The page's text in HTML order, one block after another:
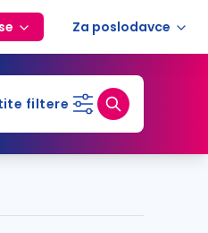
Za poslodavce
filtere